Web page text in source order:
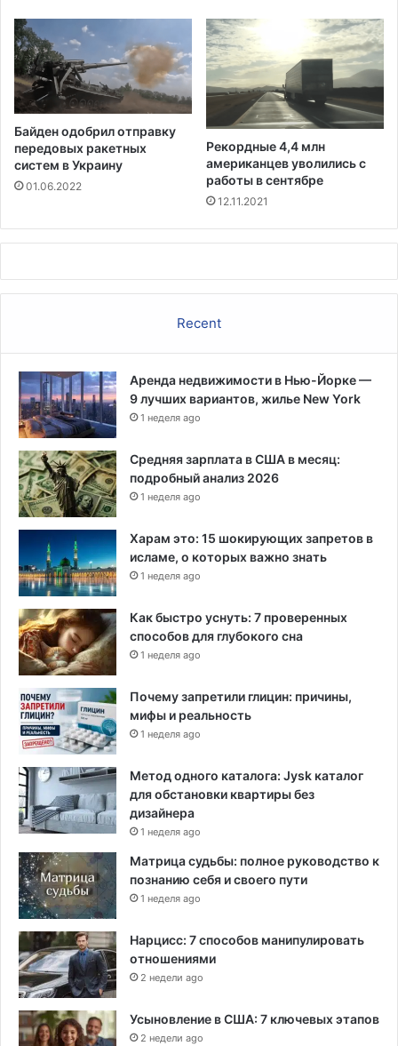
д
я
х
Байден одобрил отправку
передовых ракетных
систем в Украину
01.06.2022
Рекордные 4,4 млн
американцев уволились с
работы в сентябре
12.11.2021
Recent
Аренда недвижимости в Нью-Йорке —
9 лучших вариантов, жилье New York
1 неделя ago
Средняя зарплата в США в месяц:
подробный анализ 2026
1 неделя ago
Харам это: 15 шокирующих запретов в
исламе, о которых важно знать
1 неделя ago
Как быстро уснуть: 7 проверенных
способов для глубокого сна
1 неделя ago
Почему запретили глицин: причины,
мифы и реальность
1 неделя ago
Метод одного каталога: Jysk каталог
для обстановки квартиры без
дизайнера
1 неделя ago
Матрица судьбы: полное руководство к
познанию себя и своего пути
1 неделя ago
Нарцисс: 7 способов манипулировать
отношениями
2 недели ago
Усыновление в США: 7 ключевых этапов
2 недели ago